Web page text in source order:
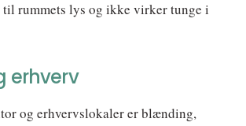
til rummets lys og ikke virker tunge i
erhverv
og erhvervslokaler er blænding,